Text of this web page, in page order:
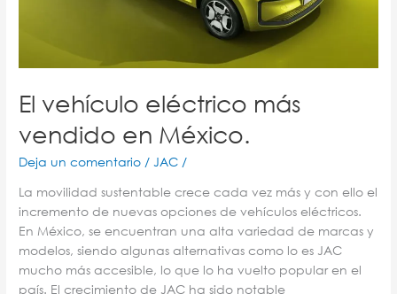
El vehículo eléctrico más
vendido en México.
Deja un comentario /JAC /
La movilidad sustentable crece cada vez más y con ello el
incremento de nuevas opciones de vehículos eléctricos.
En México, se encuentran una alta variedad de marcas y
modelos, siendo algunas alternativas como lo es JAC
mucho más accesible, lo que lo ha vuelto popular en el
país. El crecimiento de JAC ha sido notable